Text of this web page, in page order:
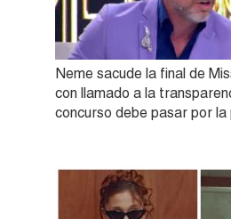
Neme sacude la final de
con llamado a la
concurso debe pasar por la